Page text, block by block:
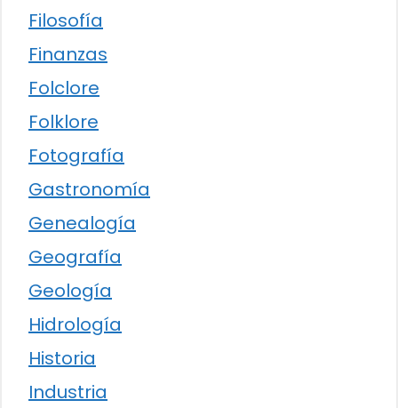
Filosofía
Finanzas
Folclore
Folklore
Fotografía
Gastronomía
Genealogía
Geografía
Geología
Hidrología
Historia
Industria